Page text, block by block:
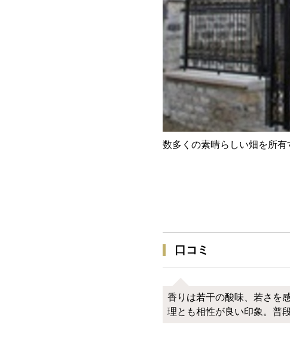
数多くの素晴らしい畑を所有
口コミ
香りは若干の酸味、若さを
理とも相性が良い印象。普